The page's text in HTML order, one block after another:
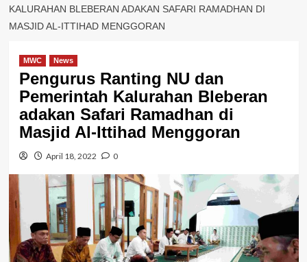
KALURAHAN BLEBERAN ADAKAN SAFARI RAMADHAN DI
MASJID AL-ITTIHAD MENGGORAN
MWC News
Pengurus Ranting NU dan
Pemerintah Kalurahan Bleberan
adakan Safari Ramadhan di
Masjid Al-Ittihad Menggoran
April 18, 2022 0